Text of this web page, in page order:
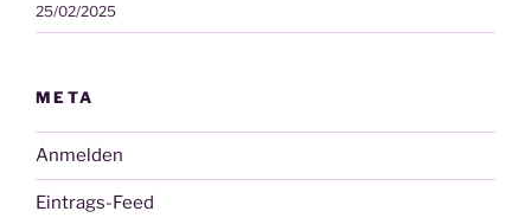
25/02/2025
META
Anmelden
Eintrags-Feed